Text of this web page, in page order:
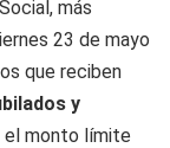
más
23 de mayo
que reciben
y
el monto límite